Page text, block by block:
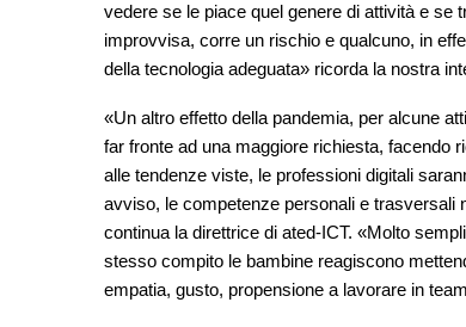
vedere se le piace quel genere di attività e se
improvvisa, corre un rischio e qualcuno, in
della tecnologia adeguata» ricorda la nostra
«Un altro effetto della pandemia, per alcune
far fronte ad una maggiore richiesta, facendo
alle tendenze viste, le professioni digitali
avviso, le competenze personali e trasversali
continua la direttrice di ated-ICT. «Molto
stesso compito le bambine reagiscono
empatia, gusto, propensione a lavorare in